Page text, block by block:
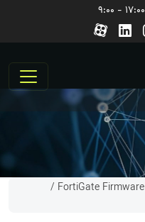
FortiGate Firmware
/